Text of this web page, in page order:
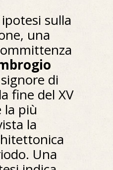
sulla
una
di
fine del XV
la più
la
Una